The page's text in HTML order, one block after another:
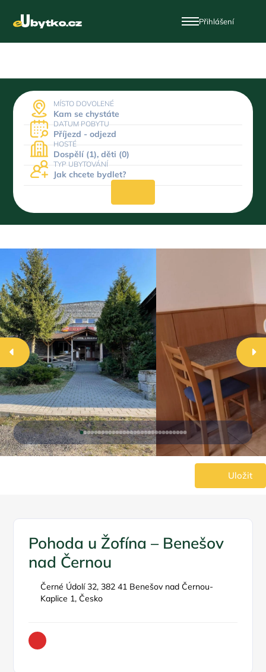
Přihlášení
MÍSTO DOVOLENÉ
Kam se chystáte
DATUM POBYTU
Příjezd - odjezd
HOSTÉ
Dospělí (1), děti (0)
TYP UBYTOVÁNÍ
Jak chcete bydlet?
Uložit
Pohoda u Žofína – Benešov
nad Černou
Černé Údolí 32, 382 41 Benešov nad Černou-
Kaplice 1, Česko